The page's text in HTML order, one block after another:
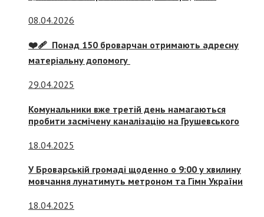
08.04.2026
❤️‍🩹 Понад 150 броварчан отримають адресну
матеріальну допомогу
29.04.2025
Комунальники вже третій день намагаються
пробити засмічену каналізацію на Грушевського
18.04.2025
У Броварській громаді щоденно о 9:00 у хвилину
мовчання лунатимуть метроном та Гімн України
18.04.2025